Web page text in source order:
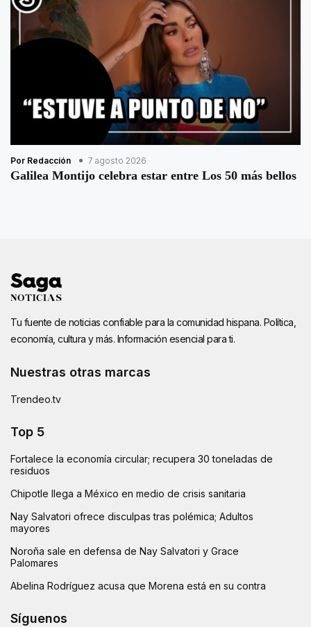
Por Redacción 7 agosto 2026
Galilea Montijo celebra estar entre Los 50 más bellos
Tu fuente de noticias confiable para la comunidad hispana. Política,
economía, cultura y más. Información esencial para ti.
Nuestras otras marcas
Trendeo.tv
Top 5
Fortalece la economía circular; recupera 30 toneladas de
residuos
Chipotle llega a México en medio de crisis sanitaria
Nay Salvatori ofrece disculpas tras polémica; Adultos
mayores
Noroña sale en defensa de Nay Salvatori y Grace
Palomares
Abelina Rodríguez acusa que Morena está en su contra
Síguenos